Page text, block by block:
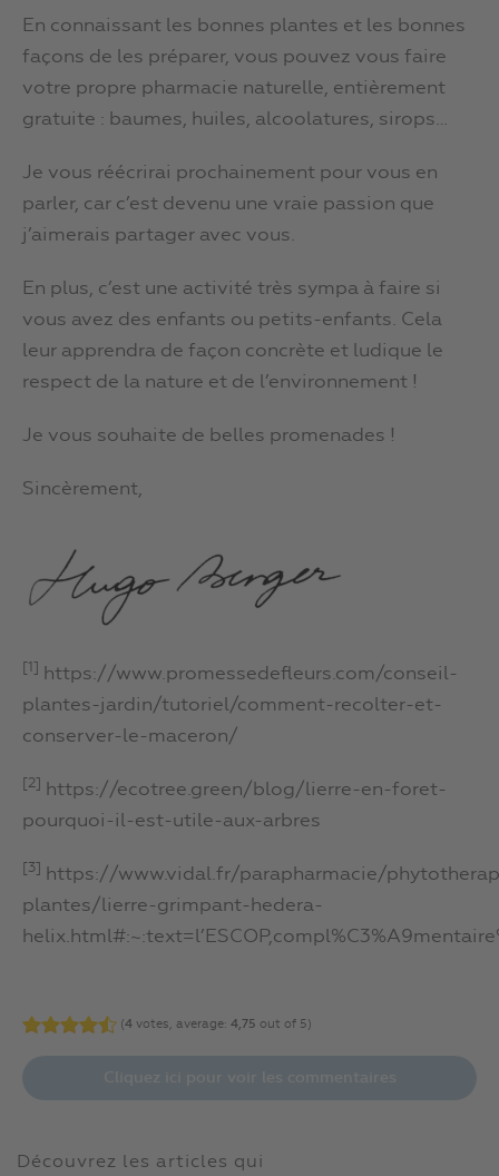
En connaissant les bonnes plantes et les bonnes
façons de les préparer, vous pouvez vous faire
votre propre pharmacie naturelle, entièrement
gratuite : baumes, huiles, alcoolatures, sirops…
Je vous réécrirai prochainement pour vous en
parler, car c’est devenu une vraie passion que
j’aimerais partager avec vous.
En plus, c’est une activité très sympa à faire si
vous avez des enfants ou petits-enfants. Cela
leur apprendra de façon concrète et ludique le
respect de la nature et de l’environnement !
Je vous souhaite de belles promenades !
Sincèrement,
[1]
https://www.promessedefleurs.com/conseil-
plantes-jardin/tutoriel/comment-recolter-et-
conserver-le-maceron/
[2]
https://ecotree.green/blog/lierre-en-foret-
pourquoi-il-est-utile-aux-arbres
[3]
https://www.vidal.fr/parapharmacie/
plantes/lierre-grimpant-hedera-
(4 votes, average: 4,75 out of 5)
Découvrez les articles qui